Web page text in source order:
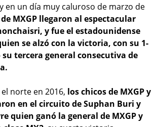
en un día muy caluroso de marzo de
MXGP llegaron al espectacular
y fue el estadounidense
se alzó con la victoria, con su 1-
tercera general consecutiva de
norte en 2016, los chicos de MXGP y
en el circuito de Suphan Buri y
quien ganó la general de MXGP y